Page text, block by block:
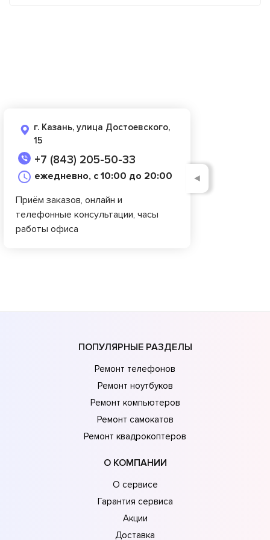
г. Казань, улица Достоевского,
15
+7 (843) 205-50-33
ежедневно, с 10:00 до 20:00
Приём заказов, онлайн и
телефонные консультации, часы
работы офиса
◄
ПОПУЛЯРНЫЕ РАЗДЕЛЫ
Ремонт телефонов
Ремонт ноутбуков
Ремонт компьютеров
Ремонт самокатов
Ремонт квадрокоптеров
О КОМПАНИИ
О сервисе
Гарантия сервиса
Акции
Доставка